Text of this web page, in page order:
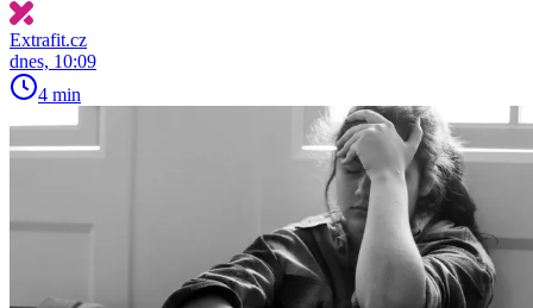
Extrafit.cz
dnes, 10:09
4 min